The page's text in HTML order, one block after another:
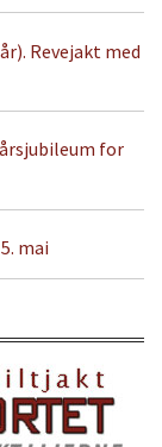
Revejakt med
for
mai